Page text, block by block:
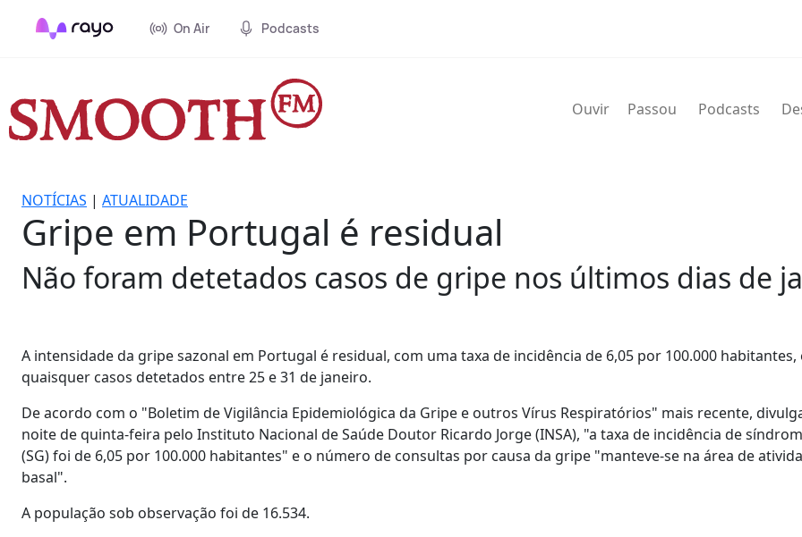
On Air Podcasts
Ouvir Passou Podcasts
NOTÍCIAS | ATUALIDADE
Gripe em Portugal é residual
Não foram detetados casos de gripe nos últimos dias de
A intensidade da gripe sazonal em Portugal é residual, com uma taxa de incidência de 6,05 por 100.000 habitantes,
quaisquer casos detetados entre 25 e 31 de janeiro.
De acordo com o "Boletim de Vigilância Epidemiológica da Gripe e outros Vírus Respiratórios" mais recente,
noite de quinta-feira pelo Instituto Nacional de Saúde Doutor Ricardo Jorge (INSA), "a taxa de incidência de
(SG) foi de 6,05 por 100.000 habitantes" e o número de consultas por causa da gripe "manteve-se na área de
basal".
A população sob observação foi de 16.534.